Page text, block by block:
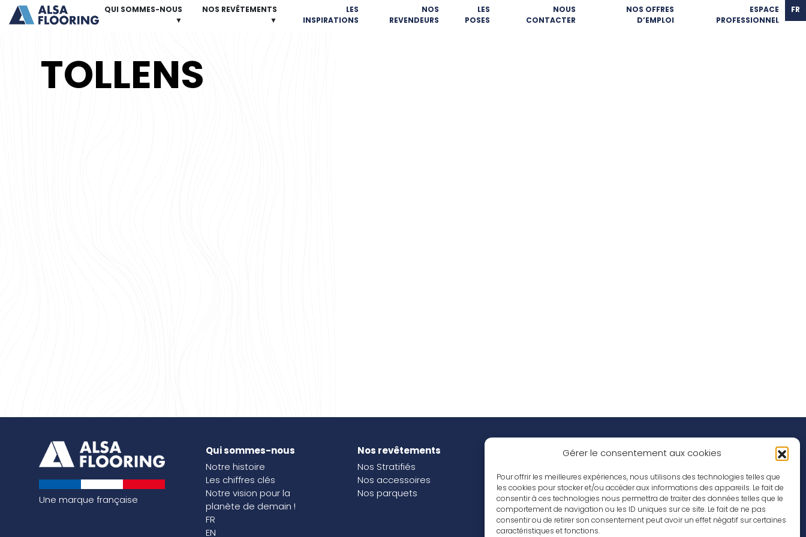
Gérer le consentement aux cookies
Pour offrir les meilleures expériences, nous utilisons des technologies telles que
les cookies pour stocker et/ou accéder aux informations des appareils. Le fait de
consentir à ces technologies nous permettra de traiter des données telles que le
comportement de navigation ou les ID uniques sur ce site. Le fait de ne pas
consentir ou de retirer son consentement peut avoir un effet négatif sur certaines
caractéristiques et fonctions.
QUI SOMMES-NOUS
▼
NOS REVÊTEMENTS
▼
LES
INSPIRATIONS
NOS
REVENDEURS
LES
POSES
NOUS
CONTACTER
NOS OFFRES
D’EMPLOI
ESPACE
PROFESSIONNEL
FR
TOLLENS
Une marque française
Qui sommes-nous
Notre histoire
Les chiffres clés
Notre vision pour la
planète de demain !
FR
EN
Nos revêtements
Nos Stratifiés
Nos accessoires
Nos parquets
Nos inspirations